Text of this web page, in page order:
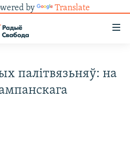
by Translate
палітвязьняў: на